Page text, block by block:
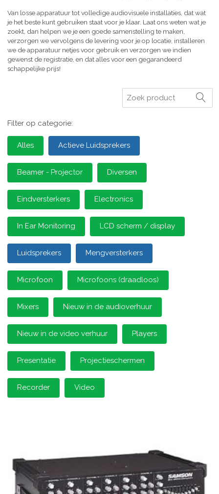
Van losse apparatuur tot volledige audiovisuele installaties, dat wat
je het beste kunt gebruiken staat voor je klaar. Laat ons weten wat je
zoekt, dan helpen we je een goede samenstelling te maken,
verzorgen we vervolgens de levering voor je op locatie, installeren
we de apparatuur netjes voor gebruik en verzorgen we indien
gewenst de registratie, en dat alles voor een gegarandeerd
schappelijke prijs!
Zoeken
Filter op categorie:
Alles Actieve Luidsprekers
Beamer - Projector Diversen
Eindversterkers Electronics
In Ear Monitoring LCD scherm / display
Luidsprekers Mengversterkers
Microfoon Microfoons (draadloos)
Mixers Nieuw in de audioverhuur
Nieuw in de video verhuur Players
Presentatie Projectieschermen
Recorder Video